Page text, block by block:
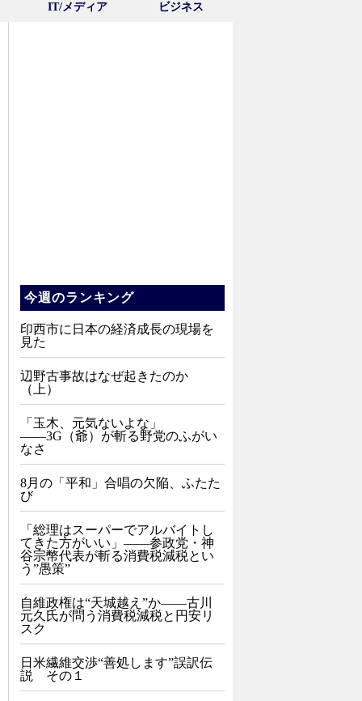
IT/メディア ビジネス
今週のランキング
印西市に日本の経済成長の現場を
見た
辺野古事故はなぜ起きたのか
（上）
「玉木、元気ないよな」
――3G（爺）が斬る野党のふがい
なさ
8月の「平和」合唱の欠陥、ふたた
び
「総理はスーパーでアルバイトし
てきた方がいい」――参政党・神
谷宗幣代表が斬る消費税減税とい
う”愚策”
自維政権は“天城越え”か――古川
元久氏が問う消費税減税と円安リ
スク
日米繊維交渉“善処します”誤訳伝
説 その１